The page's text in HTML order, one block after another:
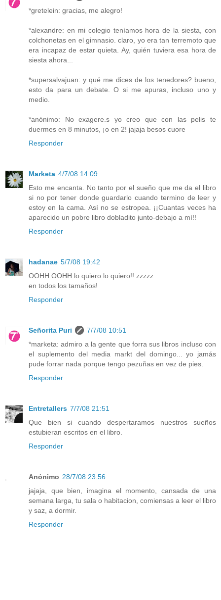
*gretelein: gracias, me alegro!
*alexandre: en mi colegio teníamos hora de la siesta, con
colchonetas en el gimnasio. claro, yo era tan terremoto que
era incapaz de estar quieta. Ay, quién tuviera esa hora de
siesta ahora...
*supersalvajuan: y qué me dices de los tenedores? bueno,
esto da para un debate. O si me apuras, incluso uno y
medio.
*anónimo: No exagere.s yo creo que con las pelis te
duermes en 8 minutos, ¡o en 2! jajaja besos cuore
Responder
Marketa 4/7/08 14:09
Esto me encanta. No tanto por el sueño que me da el libro
si no por tener donde guardarlo cuando termino de leer y
estoy en la cama. Así no se estropea. ¡¡Cuantas veces ha
aparecido un pobre libro dobladito junto-debajo a mí!!
Responder
hadanae 5/7/08 19:42
OOHH OOHH lo quiero lo quiero!! zzzzz
en todos los tamaños!
Responder
Señorita Puri
7/7/08 10:51
*marketa: admiro a la gente que forra sus libros incluso con
el suplemento del media markt del domingo... yo jamás
pude forrar nada porque tengo pezuñas en vez de pies.
Responder
Entretallers 7/7/08 21:51
Que bien si cuando despertaramos nuestros sueños
estubieran escritos en el libro.
Responder
Anónimo 28/7/08 23:56
jajaja, que bien, imagina el momento, cansada de una
semana larga, tu sala o habitacion, comiensas a leer el libro
y saz, a dormir.
Responder